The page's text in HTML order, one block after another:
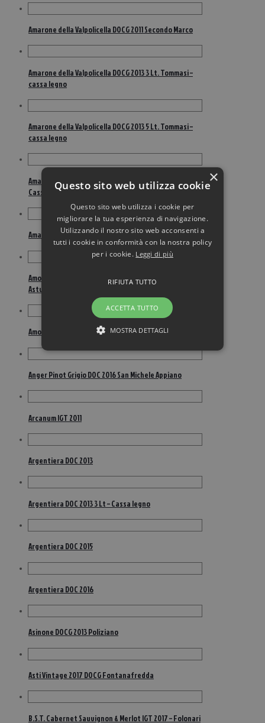
Amarone della Valpolicella DOCG 2011 Secondo Marco
Amarone della Valpolicella DOCG 2013 3 Lt. Tommasi –
cassa legno
Amarone della Valpolicella DOCG 2013 5 Lt. Tommasi –
cassa legno
Amarone della Valpolicella DOCG 2013 MG Tommasi –
Cassa legno
Amarone della Valpolicella DOCG 2013 Tommasi
Amour de Deutz Brut Millesimè 2007 Champagne AOC
Astucciato
Amour de Deutz Rosé Millésimé 2007 AOC Astucciato
Anger Pinot Grigio DOC 2016 San Michele Appiano
Arcanum IGT 2011
Argentiera DOC 2013
Argentiera DOC 2013 3 Lt – Cassa legno
Argentiera DOC 2015
Argentiera DOC 2016
Asinone DOCG 2013 Poliziano
Asti Vintage 2017 DOCG Fontanafredda
B.S.T. Cabernet Sauvignon & Merlot IGT 2017 – Folonari
×
Questo sito web utilizza cookie
Questo sito web utilizza i cookie per
migliorare la tua esperienza di navigazione.
Utilizzando il nostro sito web acconsenti a
tutti i cookie in conformità con la nostra policy
per i cookie. Leggi di più
ACCETTA TUTTO
RIFIUTA TUTTO
MOSTRA DETTAGLI